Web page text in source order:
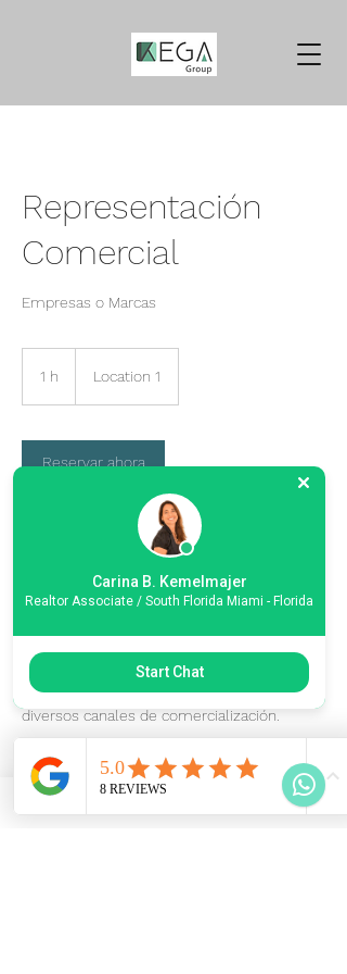
Representación
Comercial
Empresas o Marcas
1 h Location 1
Reservar ahora
Descripción del servicio
Un reto que todos enfrentan es cómo
acceder a nuevos mercados y cómo
potenciar los mercados existentes.
Desarrollar la función comercial de su
negocio, logrando penetrar el mercado con
Datos de contacto
Carina B. Kemelmajer
Realtor Associate / South Florida Miami - Florida
Start Chat